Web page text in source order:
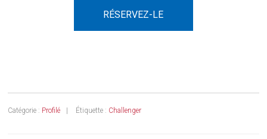
RÉSERVEZ-LE
Catégorie : Profilé Étiquette : Challenger